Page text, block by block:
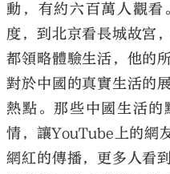
動，有約六百萬人觀
度，到北京看長城故宮
都領略體驗生活，他的
對於中國的真實生活的
熱點。那些中國生活
情，讓YouTube上的網
網紅的傳播，更多人看